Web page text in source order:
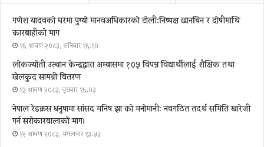
गणेश यादवको घरमा पुग्याे मानवअधिकारकाे टोली:निष्पक्ष छानबिन र दोषीमाथि
कारबाहीको माग
१६ श्रावण २०८३, शनिबार १६:१०
लोकज्योती उत्थान केन्द्रद्वारा अम्बासमा १०५ विपन्न विद्यार्थीलाई शैक्षिक तथा
खेलकुद सामग्री वितरण
१३ श्रावण २०८३, बुधबार १६:०३
नेपाल रेडक्रस धनुषामा सांसद मनिष झा को मनोमानी: नवगठित तदर्थ समिति खारेजी
गर्न सरोकारवालाको माग।
१२ श्रावण २०८३, मंगलवार १३:५३